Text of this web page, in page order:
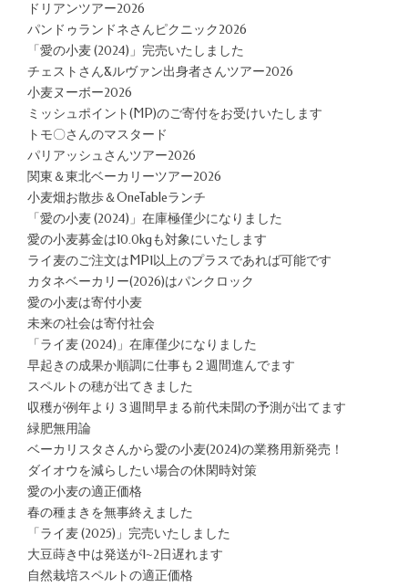
ドリアンツアー2026
パンドゥランドネさんピクニック2026
「愛の小麦 (2024)」完売いたしました
チェストさん&ルヴァン出身者さんツアー2026
小麦ヌーボー2026
ミッシュポイント(MP)のご寄付をお受けいたします
トモ〇さんのマスタード
パリアッシュさんツアー2026
関東＆東北ベーカリーツアー2026
小麦畑お散歩＆OneTableランチ
「愛の小麦 (2024)」在庫極僅少になりました
愛の小麦募金は10.0kgも対象にいたします
ライ麦のご注文はMP1以上のプラスであれば可能です
カタネベーカリー(2026)はパンクロック
愛の小麦は寄付小麦
未来の社会は寄付社会
「ライ麦 (2024)」在庫僅少になりました
早起きの成果か順調に仕事も２週間進んでます
スペルトの穂が出てきました
収穫が例年より３週間早まる前代未聞の予測が出てます
緑肥無用論
ベーカリスタさんから愛の小麦(2024)の業務用新発売！
ダイオウを減らしたい場合の休閑時対策
愛の小麦の適正価格
春の種まきを無事終えました
「ライ麦 (2025)」完売いたしました
大豆蒔き中は発送が1~2日遅れます
自然栽培スペルトの適正価格